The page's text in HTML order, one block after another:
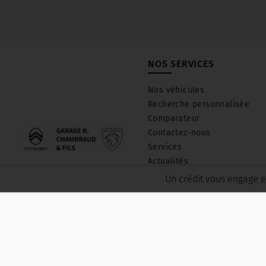
NOS SERVICES
Nos véhicules
Recherche personnalisée
Comparateur
Contactez-nous
Services
Actualités
J'estime mon véhicule
Un crédit vous engage